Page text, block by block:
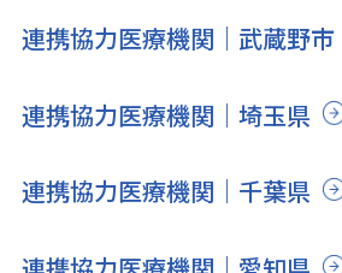
連携協力医療機関｜武蔵野市
連携協力医療機関｜埼玉県
連携協力医療機関｜千葉県